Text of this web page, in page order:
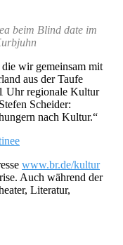
beim Blind date im
wir gemeinsam mit
aus der Taufe
Uhr regionale Kultur
Scheider:
nach Kultur.“
www.br.de/kultur
Auch während der
Literatur,